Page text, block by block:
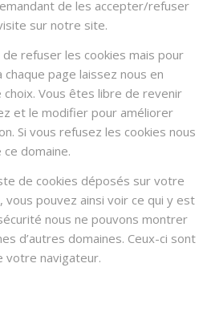
de les accepter/refuser
sur notre site.
refuser les cookies mais pour
page laissez nous en
Vous êtes libre de revenir
et le modifier pour améliorer
Si vous refusez les cookies nous
domaine.
de cookies déposés sur votre
pouvez ainsi voir ce qui y est
nous ne pouvons montrer
d’autres domaines. Ceux-ci sont
votre navigateur.